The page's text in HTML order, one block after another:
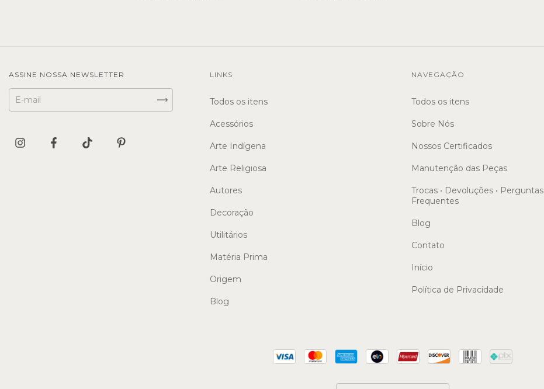
ASSINE NOSSA NEWSLETTER LINKS
Todos os itens
Acessórios
Arte Indígena
Arte Religiosa
Autores
Decoração
Utilitários
Matéria Prima
Origem
Blog
NAVEGAÇÃO
Todos os itens
Sobre Nós
Nossos Certificados
Manutenção das Peças
Trocas • Devoluções • Perguntas
Frequentes
Blog
Contato
Início
Política de Privacidade